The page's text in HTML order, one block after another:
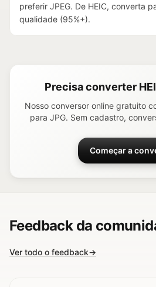
preferir JPEG. De HEIC, converta
qualidade (95%+).
Precisa converter
Nosso conversor online gratuito
para JPG. Sem cadastro,
Começar a
Feedback da
Ver todo o feedback→